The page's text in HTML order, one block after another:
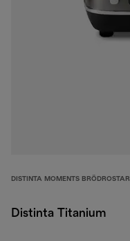
DISTINTA MOMENTS BRÖDROSTAR
Distinta Titanium